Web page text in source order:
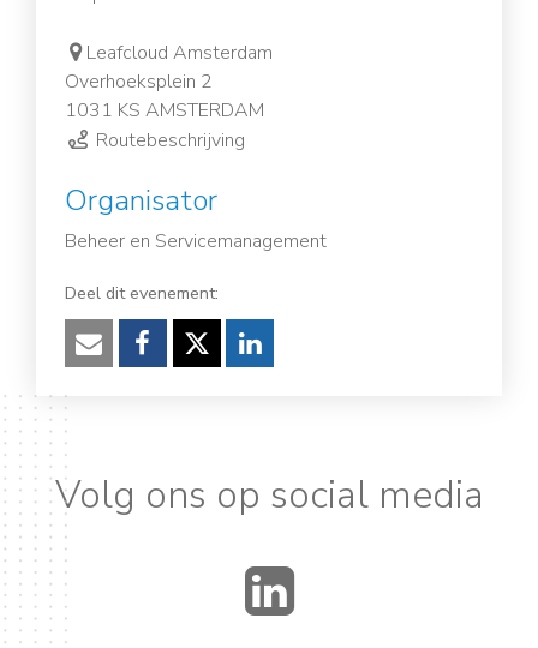
Leafcloud Amsterdam
Overhoeksplein 2
1031 KS AMSTERDAM
Routebeschrijving
Organisator
Beheer en Servicemanagement
Deel dit evenement:
Verzenden
Facebook
TwitterLinkedIn
Volg ons op social media